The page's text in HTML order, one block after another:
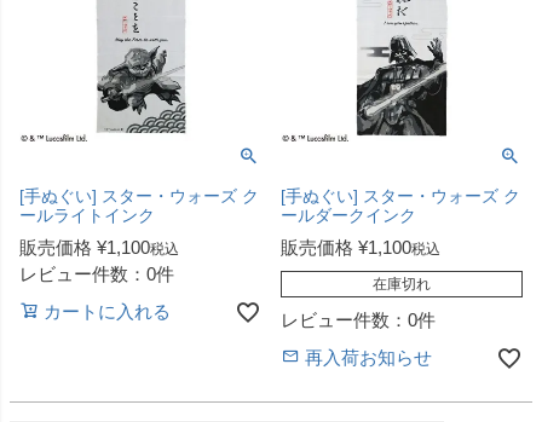
[手ぬぐい] スター・ウォーズ ク
ールライトインク
販売価格 ¥1,100税込
レビュー件数：0件
カートに入れる
[手ぬぐい] スター・ウォーズ ク
ールダークインク
販売価格 ¥1,100税込
在庫切れ
レビュー件数：0件
再入荷お知らせ